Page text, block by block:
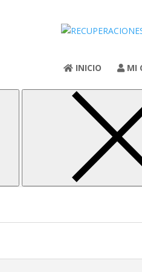
INICIO MI
por teléfono o por